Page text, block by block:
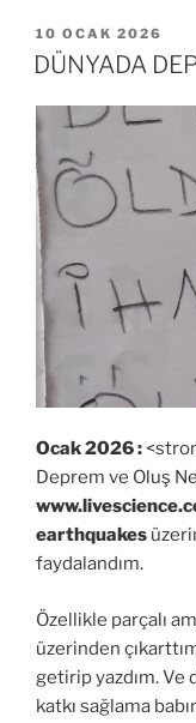
YAYIM
TARIHI
10 OCAK 2026
DÜNYADA
Ocak 2026 :
Deprem ve Oluş
earthquakes
faydalandım.
Özellikle parçalı
üzerinden
getirip yazdım. Ve
katkı sağlama